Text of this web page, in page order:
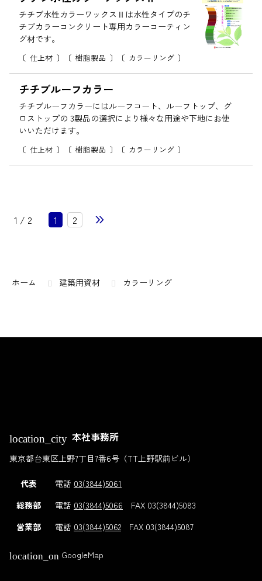
仕上材 樹脂製品 カラーリング
チチブ水性カラーワックスⅡは水性タイプのチ
チブカラーコンクリート専用カラーコーティン
グ材です。
仕上材 樹脂製品 カラーリング
チチブルーフカラー
チチブルーフカラーにはルーフコート、ルーフトップ、グ
ロストップの 3製品の選択により様々な用途や下地にお使
いいただけます。
1 / 2 1 2 »
ホーム 建築用資材 カラーリング
location_city 本社事務所
東京都台東区上野7丁目7番6号（TT上野駅前ビル）
代表 電話 03(3844)5061
総務部
電話 03(3844)5066
FAX 03(3844)5083
営業部
電話 03(3844)5062 FAX 03(3844)5087
location_on GoogleMap